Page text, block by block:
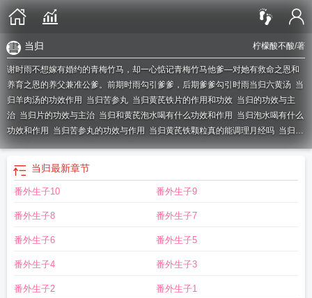
柠檬酸不酸/著
当归
谢时雨不想嫁有婚约的青梅竹马，却一心惦记青梅竹马他爹—对她有救命之恩和
养育之恩的养父兼准公爹。前期时雨勾引爹爹，后期爹爹勾引时雨当归六黄汤 当
归羊肉汤的功效作用 当归苦参丸 当归黄芪铁片的作用和功效 当归的功效与主
治 当归片的功效与主治 当归和黄芪泡水喝有什么功效和作用 当归泡水喝有什么
功效和作用 当归苦参丸的功效与作用 当归黄芪铁颗粒真的能调理月经吗 当归性
味归经当归和什么搭配补气补血最佳当归的功效作用与主治当归的功效当归
黑豆为何尽量少吃
当归四逆汤
用 当归的作用和功效
黑豆的功效与作用
当归补血丸的功效与作用当归丸的功效与作用
病当归红枣颗粒申请获受理 当归芍药散的作用和功效
归黑豆的功效
当归芦荟胶囊的功效与作用
用当归头 当归黄芪泡水喝的功效 当归是上火还是降火
归用量一般多少克
当归黄芪颗粒的作用和功效
当归最新章节
番外生子10 番外生子9
番外生子8 番外生子7
番外生子6 番外生子5
番外生子4 番外生子3
番外生子2 番外生子1